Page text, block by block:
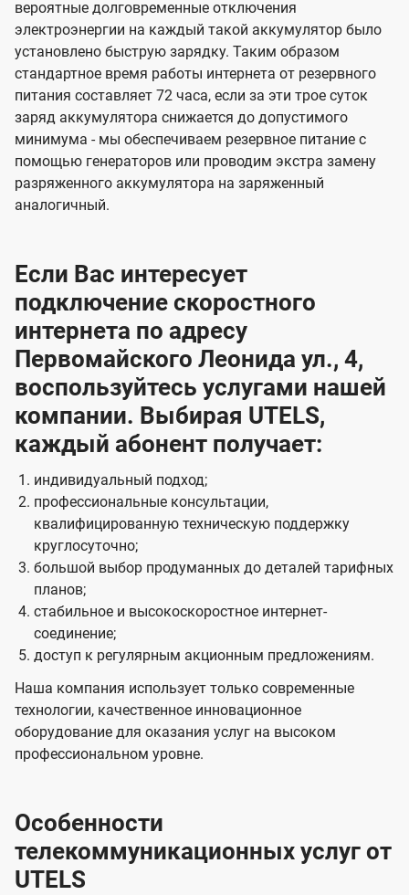
вероятные долговременные отключения
электроэнергии на каждый такой аккумулятор было
установлено быструю зарядку. Таким образом
стандартное время работы интернета от резервного
питания составляет 72 часа, если за эти трое суток
заряд аккумулятора снижается до допустимого
минимума - мы обеспечиваем резервное питание с
помощью генераторов или проводим экстра замену
разряженного аккумулятора на заряженный
аналогичный.
Если Вас интересует
подключение скоростного
интернета по адресу
Первомайского Леонида ул., 4,
воспользуйтесь услугами нашей
компании. Выбирая UTELS,
каждый абонент получает:
индивидуальный подход;
профессиональные консультации,
квалифицированную техническую поддержку
круглосуточно;
большой выбор продуманных до деталей тарифных
планов;
стабильное и высокоскоростное интернет-
соединение;
доступ к регулярным акционным предложениям.
Наша компания использует только современные
технологии, качественное инновационное
оборудование для оказания услуг на высоком
профессиональном уровне.
Особенности
телекоммуникационных услуг от
UTELS